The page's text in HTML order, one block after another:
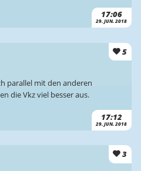
17:06
29. JUN. 2018
5
17:12
29. JUN. 2018
parallel mit den anderen
die Vkz viel besser aus.
3